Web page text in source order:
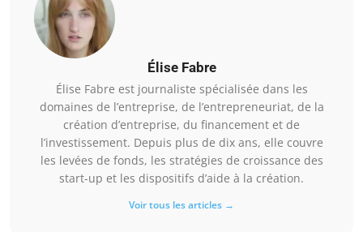
Élise Fabre
Élise Fabre est journaliste spécialisée dans les
domaines de l’entreprise, de l’entrepreneuriat, de la
création d’entreprise, du financement et de
l’investissement. Depuis plus de dix ans, elle couvre
les levées de fonds, les stratégies de croissance des
start-up et les dispositifs d’aide à la création.
Voir tous les articles →